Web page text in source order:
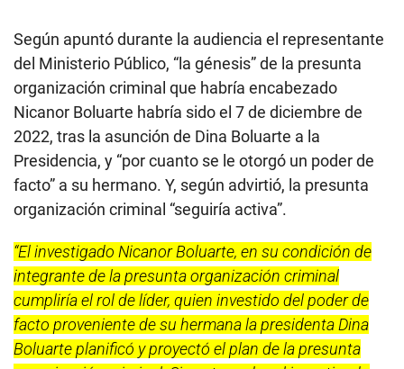
Según apuntó durante la audiencia el representante
del Ministerio Público, “la génesis” de la presunta
organización criminal que habría encabezado
Nicanor Boluarte habría sido el 7 de diciembre de
2022, tras la asunción de Dina Boluarte a la
Presidencia, y “por cuanto se le otorgó un poder de
facto” a su hermano. Y, según advirtió, la presunta
organización criminal “seguiría activa”.
“El investigado Nicanor Boluarte, en su condición de
integrante de la presunta organización criminal
cumpliría el rol de líder, quien investido del poder de
facto proveniente de su hermana la presidenta Dina
Boluarte planificó y proyectó el plan de la presunta